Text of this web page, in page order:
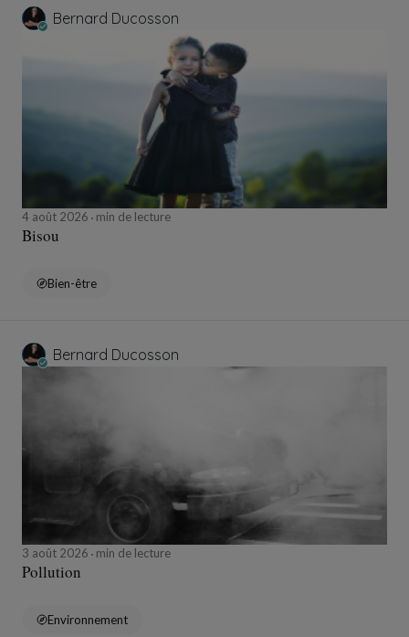
Bernard Ducosson
4 août 2026 min de lecture
Bisou
Bien-être
Bernard Ducosson
3 août 2026 min de lecture
Pollution
Environnement